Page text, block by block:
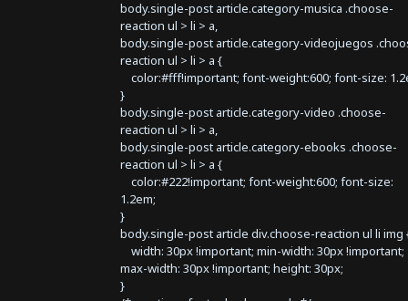
body.single-post article.category-musica .choose-
reaction ul > li > a,
body.single-post article.category-videojuegos
reaction ul > li > a {
color:#fff!important; font-weight:600; font-size:
}
body.single-post article.category-video .choose-
reaction ul > li > a,
body.single-post article.category-ebooks .choose-
reaction ul > li > a {
color:#222!important; font-weight:600; font-size:
1.2em;
}
body.single-post article div.choose-reaction ul li img
width: 30px !important; min-width: 30px !important;
max-width: 30px !important; height: 30px;
}